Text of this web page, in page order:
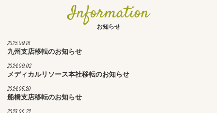
Information
お知らせ
2025.09.16
九州支店移転のお知らせ
2024.09.02
メディカルリソース本社移転のお知らせ
2024.05.20
船橋支店移転のお知らせ